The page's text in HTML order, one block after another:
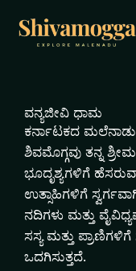
content
ವನ್ಯಜೀವಿ ಧಾಮ
ಕರ್ನಾಟಕದ
ಶಿವಮೊಗ್ಗವು ತನ್ನ
ಭೂದೃಶ್ಯಗಳಿಗೆ
ಉತ್ಸಾಹಿಗಳಿಗೆ
ನದಿಗಳು ಮತ್ತು
ಸಸ್ಯ ಮತ್ತು ಪ್ರಾಣಿಗಳಿಗೆ
ಒದಗಿಸುತ್ತದೆ.